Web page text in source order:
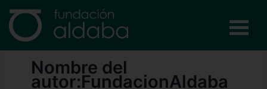
contenido
Nombre del
autor:FundacionAldaba